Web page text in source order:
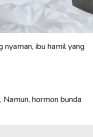
nyaman, ibu hamil yang
Namun, hormon bunda